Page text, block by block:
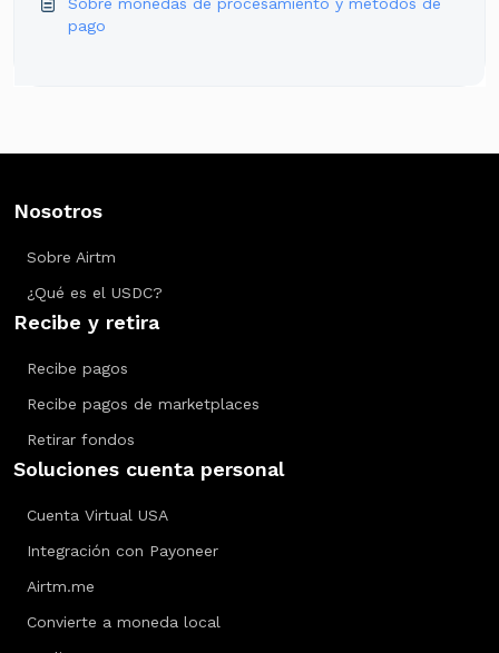
pago
Nosotros
Sobre Airtm
¿Qué es el USDC?
Recibe y retira
Recibe pagos
Recibe pagos de marketplaces
Retirar fondos
Soluciones cuenta personal
Cuenta Virtual USA
Integración con Payoneer
Airtm.me
Convierte a moneda local